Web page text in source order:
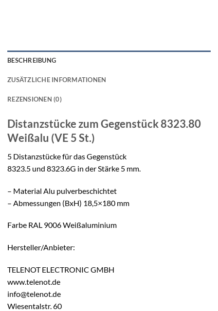
BESCHREIBUNG
ZUSÄTZLICHE INFORMATIONEN
REZENSIONEN (0)
Distanzstücke zum Gegenstück8323.80
Weißalu (VE 5 St.)
5 Distanzstücke für das Gegenstück
8323.5 und 8323.6G in der Stärke 5 mm.
– Material Alu pulverbeschichtet
– Abmessungen (BxH) 18,5×180 mm
Farbe RAL 9006 Weißaluminium
Hersteller/Anbieter:
TELENOT ELECTRONIC GMBH
www.telenot.de
info@telenot.de
Wiesentalstr. 60